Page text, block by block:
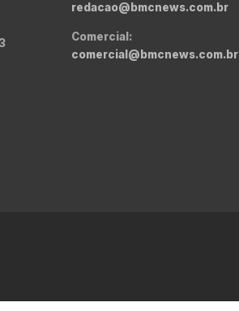
redacao@bmcnews.com.br
Comercial:
comercial@bmcnews.com.br